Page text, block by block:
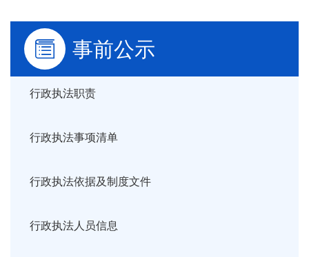
事前公示
行政执法职责
行政执法事项清单
行政执法依据及制度文件
行政执法人员信息